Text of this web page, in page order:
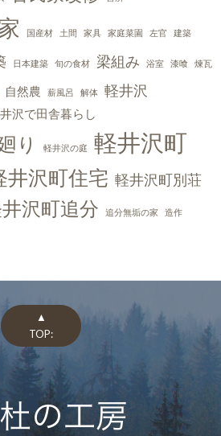
国産材 土間 家具 家庭菜園 左官 建築
日本建築 旬の食材 梁組み 浴室 漆喰 煉瓦
自然農 薪風呂 解体 軽井沢
沢で田舎暮らし
り 軽井沢の庭 軽井沢町
井沢町住宅 軽井沢町別荘
沢町追分 追分無垢の家 造作
▲
TOP: